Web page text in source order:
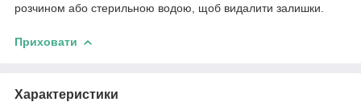
розчином або стерильною водою, щоб видалити залишки.
Приховати
Характеристики